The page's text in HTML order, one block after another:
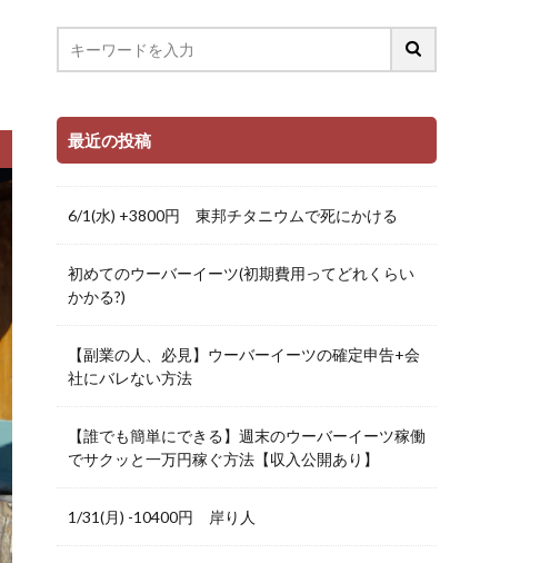
最近の投稿
6/1(水) +3800円 東邦チタニウムで死にかける
初めてのウーバーイーツ(初期費用ってどれくらい
かかる?)
【副業の人、必見】ウーバーイーツの確定申告+会
社にバレない方法
【誰でも簡単にできる】週末のウーバーイーツ稼働
でサクッと一万円稼ぐ方法【収入公開あり】
1/31(月) -10400円 岸り人